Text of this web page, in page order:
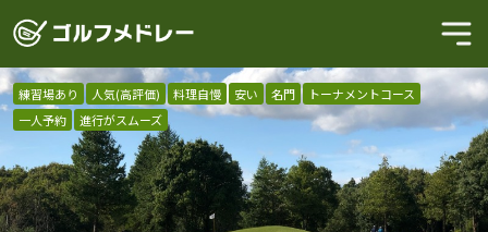
練習場あり 人気(高評価) 料理自慢 安い 名門
トーナメントコース
一人予約
進行がスムーズ